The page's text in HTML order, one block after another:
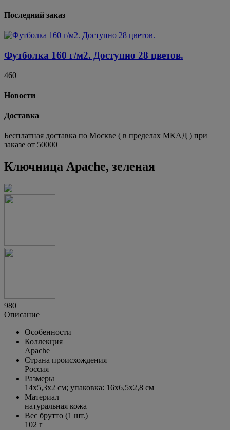
Последний заказ
Футболка 160 г/м2. Доступно 28 цветов.
460
Новости
Доставка
Бесплатная доставка по Москве ( в пределах МКАД ) при
заказе от 50000
Ключница Apache, зеленая
980
Описание
Особенности
Коллекция
Apache
Страна происхождения
Россия
Размеры
14х5,3x2 см; упаковка: 16х6,5х2,8 см
Материал
натуральная кожа
Вес брутто (1 шт.)
102 г